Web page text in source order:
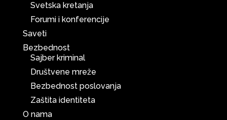
Svetska kretanja
Forumi i konferencije
Saveti
Bezbednost
Sajber kriminal
Društvene mreže
Bezbednost poslovanja
Zaštita identiteta
O nama